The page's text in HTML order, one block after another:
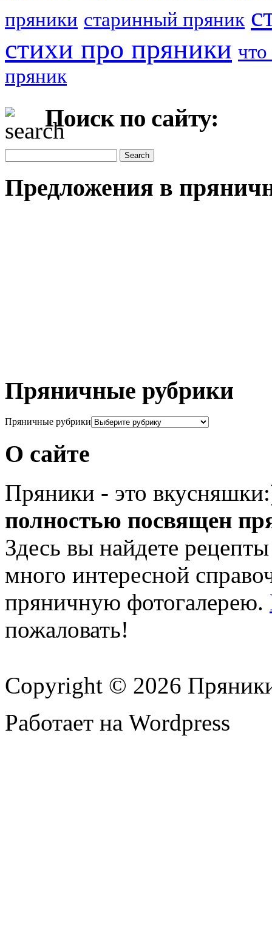
пряники старинный пряник
стихи про пряники что
пряник
Поиск по сайту:
Предложения в
Пряничные рубрики
Пряничные рубрики
О сайте
Пряники - это
полностью посвящен
Здесь вы найдете
много интересной
пряничную фотогалерею.
пожаловать!
Copyright © 2026
Работает на Wordpress